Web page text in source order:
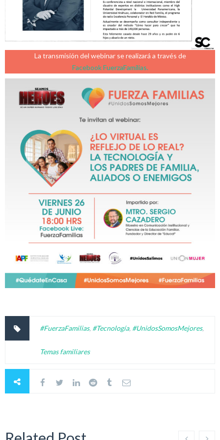
La transmisión del webinar se realizará a través de
Facebook FuerzaFamilias.
#FuerzaFamilias, #Tecnología, #UnidosSomosMejores,
Temas familiares